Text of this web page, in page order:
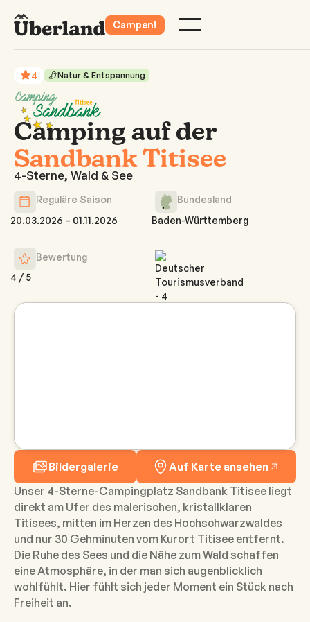
Campen!
4 Natur & Entspannung
Camping auf der
Sandbank Titisee
4-Sterne, Wald & See
Reguläre Saison
20.03.2026 – 01.11.2026
Bundesland
Baden-Württemberg
Bewertung
4 / 5
Unser 4-Sterne-Campingplatz Sandbank Titisee liegt
direkt am Ufer des malerischen, kristallklaren
Titisees, mitten im Herzen des Hochschwarzwaldes
und nur 30 Gehminuten vom Kurort Titisee entfernt.
Die Ruhe des Sees und die Nähe zum Wald schaffen
eine Atmosphäre, in der man sich augenblicklich
wohlfühlt. Hier fühlt sich jeder Moment ein Stück nach
Freiheit an.
Bildergalerie Auf Karte ansehen